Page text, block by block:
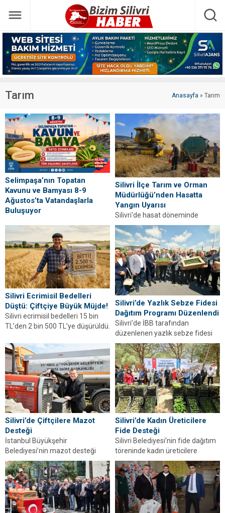
Tarım Anasayfa » Tarım
Selimpaşa’nın Topatan
Kavunu ve Bamyası 8-9
Ağustos’ta Vatandaşlarla
Buluşuyor
Bamyası, 8-9 Ağustos’ta
üreticiden tüketiciye sunulacak.
Etkinliğin detayları haberimizde.
Silivri İlçe Tarım ve Orman
Müdürlüğü’nden Hasatta
Yangın Uyarısı
Silivri'de hasat döneminde
yangın riskine karşı önemli
uyarılar yapıldı. Kurallara
uymayanlara idari para cezası
uygulanacak,...
Silivri Ecrimisil Bedelleri
Düştü: Çiftçiye Büyük Müjde!
Silivri ecrimisil bedelleri 15 bin
TL’den 2 bin 500 TL’ye düşürüldü.
Silivri’de Yazlık Sebze Fidesi
Dağıtım Programı Düzenlendi
Silivri’de İBB tarafından
düzenlenen yazlık sebze fidesi
dağıtım programında üreticilere
tarımsal destek sağlandı.
Silivri’de Çiftçilere Mazot
Desteği
İstanbul Büyükşehir
Belediyesi’nin mazot desteği
programı kapsamında Silivri
Gazitepe’de çiftçilerle buluşma
gerçekleştirildi.
Silivri’de Kadın Üreticilere
Fide Desteği
Silivri Belediyesi’nin fide dağıtım
töreninde kadın üreticilere
destek mesajı verildi. Yerel tarım
ve dayanışma vurgusu...